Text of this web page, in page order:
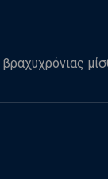
βραχυχρόνιας